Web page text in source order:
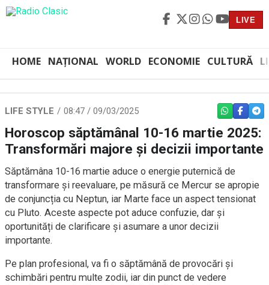
LIVE
HOME NAȚIONAL WORLD ECONOMIE CULTURĂ
LIFE STYLE 08:47 / 09/03/2025 WHATSAPP
Horoscop săptămânal 10-16 martie 2025:
Transformări majore și decizii importante
Săptămâna 10-16 martie aduce o energie puternică de
transformare și reevaluare, pe măsură ce Mercur se apropie
de conjuncția cu Neptun, iar Marte face un aspect tensionat
cu Pluto. Aceste aspecte pot aduce confuzie, dar și
oportunități de clarificare și asumare a unor decizii
importante.
Pe plan profesional, va fi o săptămână de provocări și
schimbări pentru multe zodii, iar din punct de vedere